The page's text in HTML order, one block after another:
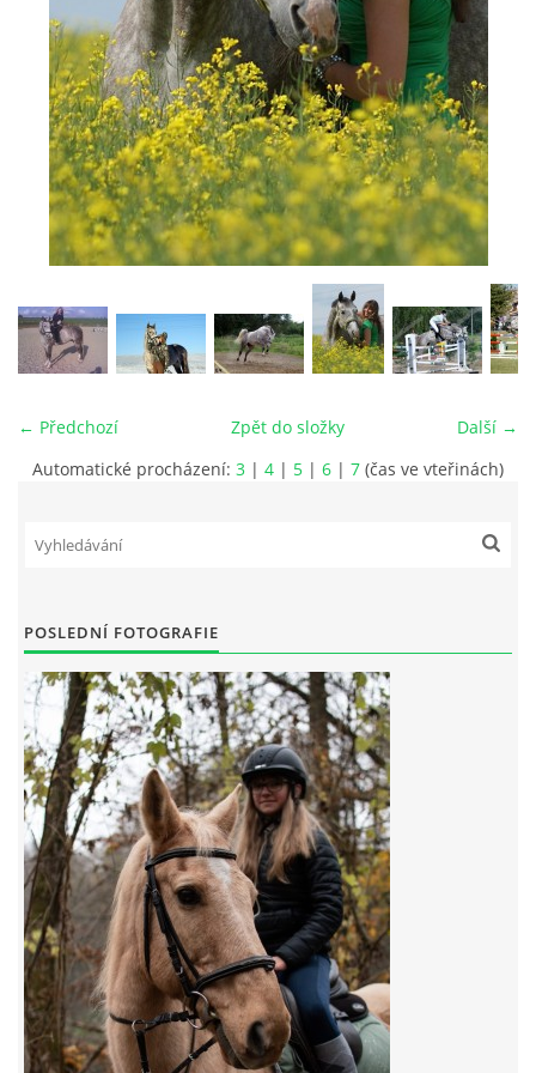
VIDEA
ODKAZY
NOVÝ PŘEKÁŽKOVÝ MATERIÁL
CENÍK SLUŽEB
PŘISPĚVEK ČUS KARVINA -PODPORA SPORTU V
MORAVSKOSLEZSKÉM KRAJI
NÁHRADNÍ TERMÍN BRIGÁDY PRO TY KTEŘÍ SE
NEDOSTAVILI NA PODZIMNÍ BRIGÁDU
JARNÍ BRIGÁDA 20.5.2023
DNE 17.11.2023 KROUŽEK JEZDECTVÍ NENÍ
DĚKUJEME MĚSTU RYCHVALD ZA DOTACI V ROCE 2023
NABÍZÍME BRIGÁDU U NÁS VE STÁJI. PRO BLIŽŠÍ INFO
VOLEJTE 604265192
DĚKUJEME ZA PODPORU ČESKÉ UNIÍ SPORTU
JARNÍ BRIGÁDA 20.4 2024
← Předchozí Další →
Zpět do složky
Automatické procházení: 3 | 4 | 5 | 6 | 7 (čas ve vteřinách)
POSLEDNÍ FOTOGRAFIE